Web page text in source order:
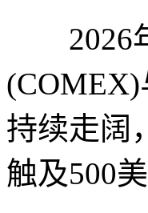
2026年
持续走阔
触及500美